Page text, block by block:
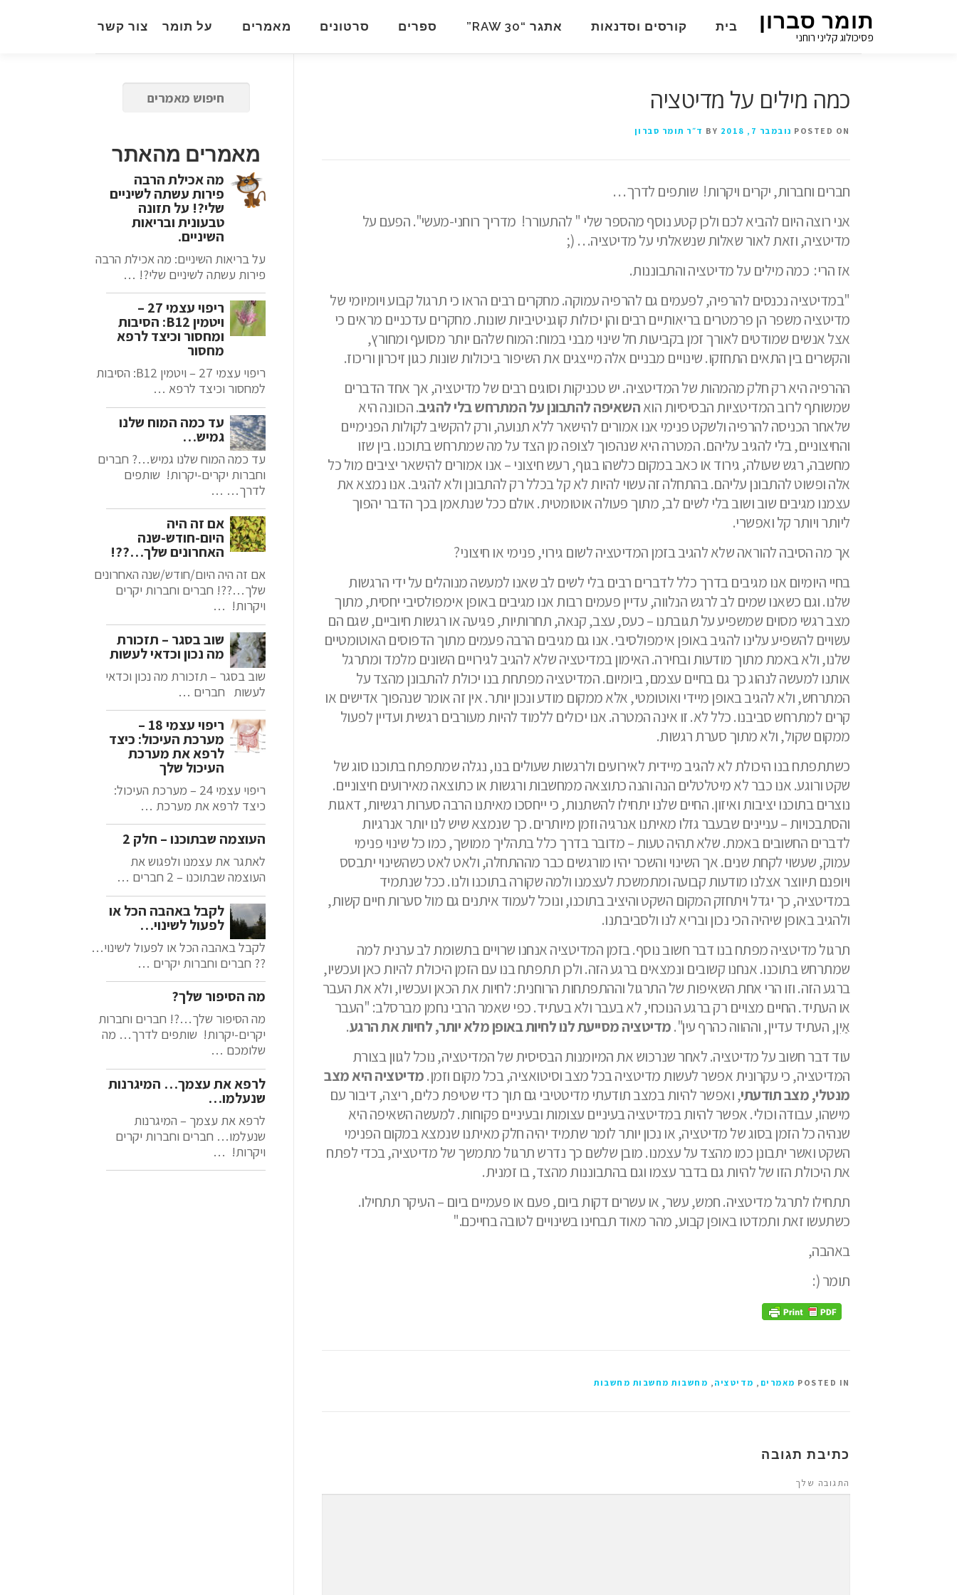
תומר סברון
פסיכולוג קליני רוחני
בית קורסים וסדנאות אתגר “RAW 30” ספרים סרטונים מאמרים על תומר צור קשר
כמה מילים על מדיטציה
POSTED ON נובמבר 7, 2018 ד״ר תומר סברון
חברים וחברות, יקרים ויקרות! שותפים לדרך…
אני רוצה היום להביא לכם ולכן קטע נוסף מהספר שלי " להתעורר! מדריך רוחני-מעשי". הפעם על
מדיטציה, וזאת לאור שאלות שנשאלתי על מדיטציה… (;
אז הרי: כמה מילים על מדיטציה והתבוננות.
"במדיטציה נכנסים להרפיה, לפעמים גם להרפיה עמוקה. מחקרים רבים הראו כי תרגול קבוע ויומיומי של
מדיטציה משפר הן פרמטרים בריאותיים רבים והן יכולות קוגניטיביות שונות. מחקרים עדכניים מראים כי
אצל אנשים שמודטים לאורך זמן בקביעות חל שינוי מבני במוח: המוח שלהם יותר מסועף ומחורץ,
והקשרים בין התאים התחזקו. שינויים מבניים אלה מייצגים את השיפור ביכולות שונות כגון זיכרון וריכוז.
ההרפיה היא רק חלק מהמהות של המדיטציה. יש טכניקות וסוגים רבים של מדיטציה, אך אחד הדברים
שמשותף לרוב המדיטציות הבסיסיות הואהשאיפה להתבונן על המתרחש בלי להגיב. הכוונה היא
שלאחר הכניסה להרפיה ולשקט פנימי אנו אמורים להישאר ללא תנועה, ורק להקשיב לקולות הפנימיים
והחיצוניים, בלי להגיב עליהם. המטרה היא שנהפוך לצופה מן הצד על מה שמתרחש בתוכנו. בין שזו
מחשבה, רגש שעולה, גירוד או כאב במקום כלשהו בגוף, רעש חיצוני – אנו אמורים להישאר יציבים מול כל
אלה ופשוט להתבונן עליהם. בהתחלה זה עשוי להיות לא קל בכלל רק להתבונן ולא להגיב. אנו נמצא את
עצמנו מגיבים שוב ושוב בלי לשים לב, מתוך פעולה אוטומטית. אולם ככל שנתאמן בכך הדבר יהפוך
ליותר ויותר קל ואפשרי.
אך מה הסיבה להוראה שלא להגיב בזמן המדיטציה לשום גירוי, פנימי או חיצוני?
בחיי היומיום אנו מגיבים בדרך כלל לדברים רבים בלי לשים לב שאנו למעשה מנוהלים על ידי הרגשות
שלנו. וגם כשאנו שמים לב לרגש הנלווה, עדיין פעמים רבות אנו מגיבים באופן אימפולסיבי יחסית, מתוך
מצב רגשי מסוים שמשפיע על תגובתנו – כעס, עצב, קנאה, תחרותיות, פגיעה או רגשות חיוביים, שגם הם
עשויים להשפיע עלינו להגיב באופן אימפולסיבי. אנו גם מגיבים הרבה פעמים מתוך הדפוסים האוטומטיים
שלנו, ולא באמת מתוך מודעות ובחירה. האימון במדיטציה שלא להגיב לגירויים השונים מלמד ומתרגל
אותנו למעשה לנהוג כך גם בחיים עצמם, ביומיום. המדיטציה מפתחת בנו יכולת להתבונן מהצד על
המתרחש, ולא להגיב באופן מיידי ואוטומטי, אלא ממקום מודע ונכון יותר. אין זה אומר שנהפוך אדישים או
קרים למתרחש סביבנו. כלל לא. זו אינה המטרה. אנו יכולים ללמוד להיות מעורבים רגשית ועדיין לפעול
ממקום שקול, ולא מתוך סערת רגשות.
כשתתפתח בנו היכולת לא להגיב מיידית לאירועים ולרגשות שעולים בנו, נגלה שמתפתח בתוכנו סוג של
שקט ורוגע. אנו כבר לא מיטלטלים הנה והנה כתוצאה ממחשבות ורגשות או כתוצאה מאירועים חיצוניים.
נוצרים בתוכנו יציבות ואיזון. החיים שלנו יתחילו להשתנות, כי ייחסכו מאיתנו הרבה סערות רגשיות, דאגות
והסתבכויות – עניינים שבעבר גזלו מאיתנו אנרגיה וזמן מיותרים. כך שנמצא שיש לנו יותר אנרגיות
לדברים החשובים באמת. שלא תהיה טעות – מדובר בדרך כלל בתהליך ממושך, כמו כל שינוי פנימי
עמוק, שעשוי לקחת שנים. אך השינוי והשכר יהיו מורגשים כבר מההתחלה, ולאט לאט כשהשינוי יתבסס
ויופנם תיווצר אצלנו מודעות קבועה ומתמשכת לעצמנו ולמה שקורה בתוכנו ולנו. ככל שנתמיד
במדיטציה, כך יגדל ויתחזק המקום השקט והיציב בתוכנו, ונוכל לעמוד איתנים גם מול סערות חיים קשות,
ולהגיב באופן שיהיה הכי נכון ובריא לנו ולסביבתנו.
תרגול מדיטציה מפתח בנו דבר חשוב נוסף. בזמן המדיטציה אנחנו שרויים בתשומת לב ערנית למה
שמתרחש בתוכנו. אנחנו קשובים ונמצאים ברגע הזה. ולכן תתפתח בנו עם הזמן היכולת להיות כאן ועכשיו,
ברגע הזה. וזו הרי אחת השאיפות של התרגול וההתפתחות הרוחנית: לחיות את הכאן ועכשיו, ולא את העבר
או העתיד. החיים מצויים רק ברגע הנוכחי, לא בעבר ולא בעתיד. כפי שאמר הרבי נחמן מברסלב: "העבר
אַיִן, העתיד עדיין, וההווה כהרף עין".מדיטציה מסייעת לנו לחיות באופן מלא יותר, לחיות את הרגע.
עוד דבר חשוב על מדיטציה. לאחר שנרכוש את המיומנות הבסיסית של המדיטציה, נוכל לגוון בצורת
המדיטציה, כי עקרונית אפשר לעשות מדיטציה בכל מצב וסיטואציה, בכל מקום וזמן.מדיטציה היא מצב
מנטלי, מצב תודעתי, ואפשר להיות במצב תודעתי מדיטטיבי גם תוך כדי שטיפת כלים, ריצה, דיבור עם
מישהו, עבודה וכולי. אפשר להיות במדיטציה בעיניים עצומות ובעיניים פקוחות. למעשה השאיפה היא
שנהיה כל הזמן בסוג של מדיטציה, או נכון יותר לומר שתמיד יהיה חלק מאיתנו שנמצא במקום הפנימי
השקט ואשר יתבונן כמו מהצד על עצמנו. מובן שלשם כך נדרש תרגול מתמשך של מדיטציה, בכדי לפתח
את היכולת הזו של להיות גם בדבר עצמו וגם בהתבוננות מהצד, בו זמנית.
תתחילו לתרגל מדיטציה. חמש, עשר, או עשרים דקות ביום, פעם או פעמיים ביום – העיקר תתחילו.
כשתעשו זאת ותמדטו באופן קבוע, מהר מאוד תבחינו בשינויים לטובה בחייכם."
באהבה,
תומר (:
POSTED IN מאמרים , מדיטציה , מחשבות מחשבות מחשבות
כתיבת תגובה
התגובה שלך
מאמרים מהאתר
מה אכילת הרבה
פירות עשתה לשיניים
שלי?! על תזונה
טבעונית ובריאות
השיניים.
על בריאות השיניים: מה אכילת הרבה
פירות עשתה לשיניים שלי?! …
ריפוי עצמי 27 –
ויטמין B12: הסיבות
ומחסור וכיצד לרפא
מחסור
ריפוי עצמי 27 – ויטמין B12: הסיבות
למחסור וכיצד לרפא …
עד כמה המוח שלנו
גמיש…
עד כמה המוח שלנו גמיש…? חברים
וחברות יקרים-יקרות! שותפים
לדרך… …
אם זה היה
היום-חודש-שנה
האחרונים שלך…??!
אם זה היה היום/חודש/שנה האחרונים
שלך…??! חברים וחברות יקרים
ויקרות! …
שוב בסגר – תזכורת
מה נכון וכדאי לעשות
שוב בסגר – תזכורת מה נכון וכדאי
לעשות חברים …
ריפוי עצמי 18 –
מערכת העיכול: כיצד
לרפא את מערכת
העיכול שלך
ריפוי עצמי 24 – מערכת העיכול:
כיצד לרפא את מערכת …
העוצמה שבתוכנו – חלק 2
לאתגר את עצמנו ולפגוש את
העוצמה שבתוכנו – 2 חברים …
לקבל באהבה הכל או
לפעול לשינוי…
לקבל באהבה הכל או לפעול לשינוי…
?? חברים וחברות יקרים …
מה הסיפור שלך?
מה הסיפור שלך…?! חברים וחברות
יקרים-יקרות! שותפים לדרך… מה
שלומכם …
לרפא את עצמך… המיגרנות
שנעלמו…
לרפא את עצמך – המיגרנות
שנעלמו… חברים וחברות יקרים
ויקרות! …